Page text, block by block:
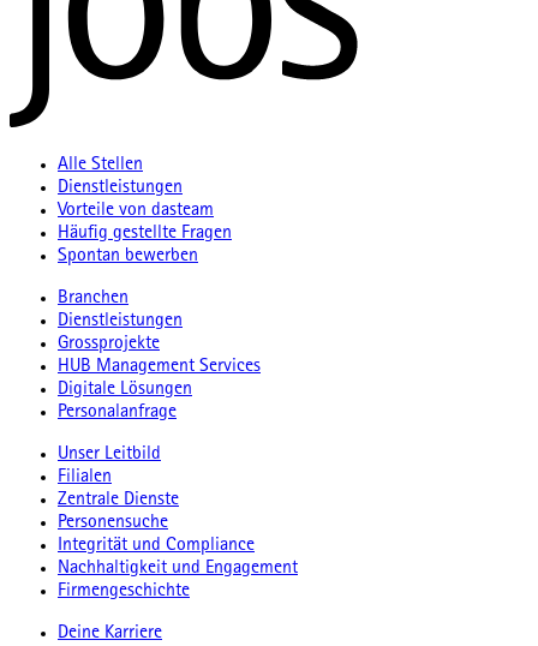
Alle Stellen
Dienstleistungen
Vorteile von dasteam
Häufig gestellte Fragen
Spontan bewerben
Branchen
Dienstleistungen
Grossprojekte
HUB Management Services
Digitale Lösungen
Personalanfrage
Unser Leitbild
Filialen
Zentrale Dienste
Personensuche
Integrität und Compliance
Nachhaltigkeit und Engagement
Firmengeschichte
Deine Karriere